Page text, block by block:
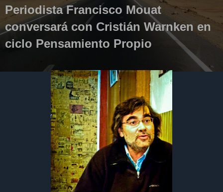
Periodista Francisco Mouat
conversará con Cristián Warnken en
ciclo Pensamiento Propio